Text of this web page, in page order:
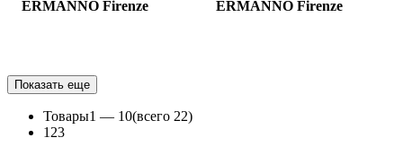
VESTITO
ERMANNO Firenze
DENIM
ERMANNO Firenze
Показать еще
Товары1 — 10(всего 22)
1 23